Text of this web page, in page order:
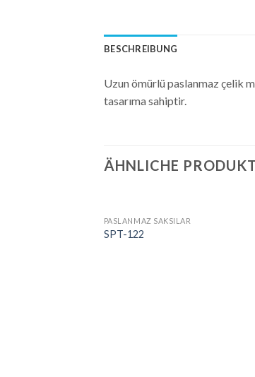
BESCHREIBUNG
Uzun ömürlü paslanmaz çelik
tasarıma sahiptir.
ÄHNLICHE
PASLANMAZ SAKSILAR
SPT-122